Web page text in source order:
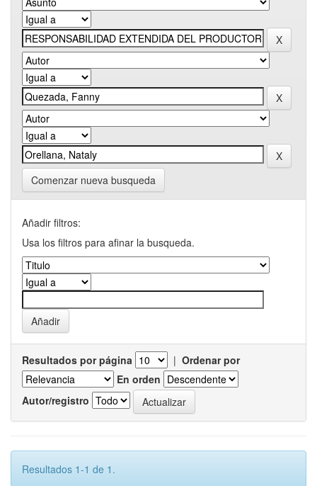
Comenzar nueva busqueda
Añadir filtros:
Usa los filtros para afinar la busqueda.
Resultados por página | Ordenar por
En orden
Autor/registro
Resultados 1-1 de 1.